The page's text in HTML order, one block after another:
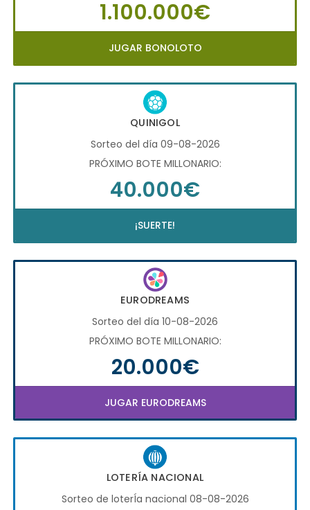
1.100.000€
JUGAR BONOLOTO
QUINIGOL
Sorteo del día 09-08-2026
PRÓXIMO BOTE MILLONARIO:
40.000€
¡SUERTE!
EURODREAMS
Sorteo del día 10-08-2026
PRÓXIMO BOTE MILLONARIO:
20.000€
JUGAR EURODREAMS
LOTERÍA NACIONAL
Sorteo de loterÍa nacional 08-08-2026